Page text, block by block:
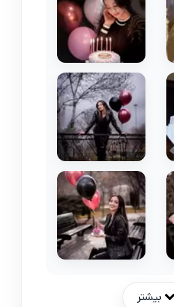
بیشتر